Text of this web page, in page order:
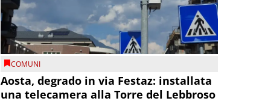
COMUNI
Aosta, degrado in via Festaz: installata
una telecamera alla Torre del Lebbroso